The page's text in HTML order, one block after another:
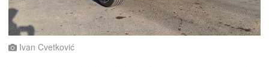
Ivan Cvetković